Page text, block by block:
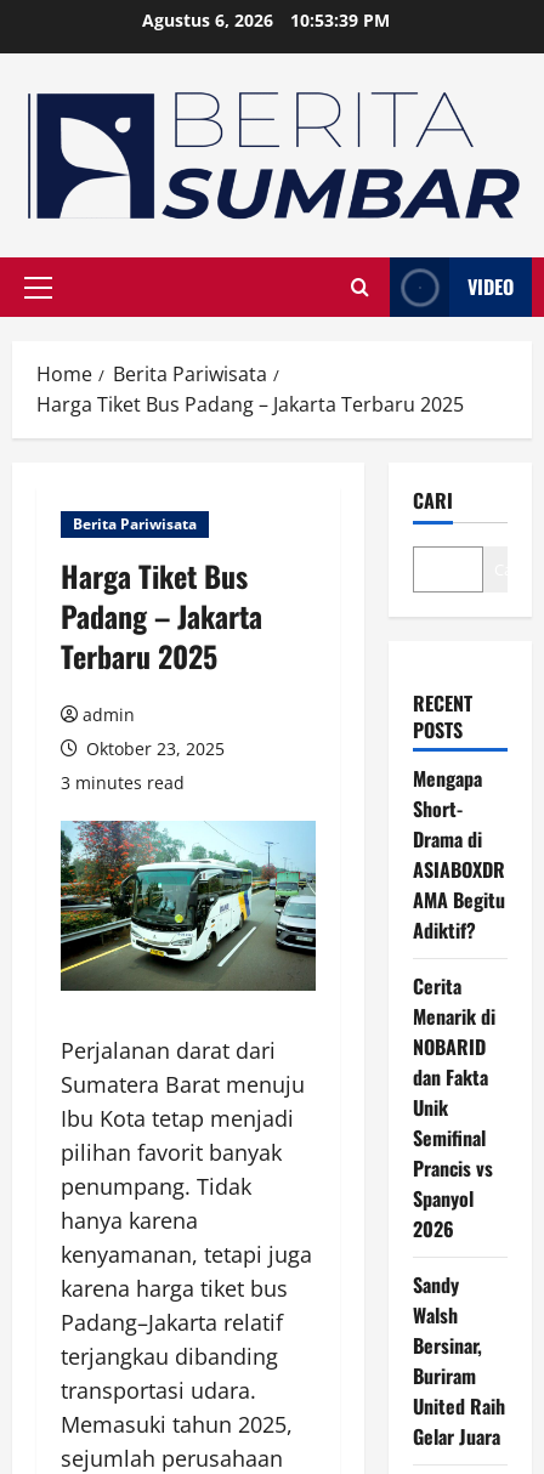
Agustus 6, 2026 10:53:39 PM
Primary
VIDEO
Home
Berita Pariwisata
Harga Tiket Bus Padang – Jakarta Terbaru 2025
Berita Pariwisata
Harga Tiket Bus
Padang – Jakarta
Terbaru 2025
admin
Oktober 23, 2025
3 minutes read
Perjalanan darat dari
Sumatera Barat menuju
Ibu Kota tetap menjadi
pilihan favorit banyak
penumpang. Tidak
hanya karena
kenyamanan, tetapi juga
karena harga tiket bus
Padang–Jakarta relatif
terjangkau dibanding
transportasi udara.
Memasuki tahun 2025,
sejumlah perusahaan
CARI
RECENT
POSTS
Mengapa
Short-
Drama di
ASIABOXDR
AMA Begitu
Adiktif?
Cerita
Menarik di
NOBARID
dan Fakta
Unik
Semifinal
Prancis vs
Spanyol
2026
Sandy
Walsh
Bersinar,
Buriram
United Raih
Gelar Juara